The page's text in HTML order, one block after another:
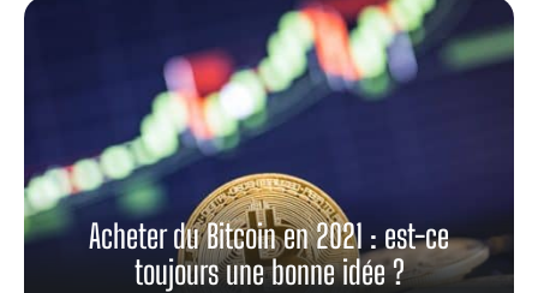
Acheter du Bitcoin en 2021 : est-ce
toujours une bonne idée ?